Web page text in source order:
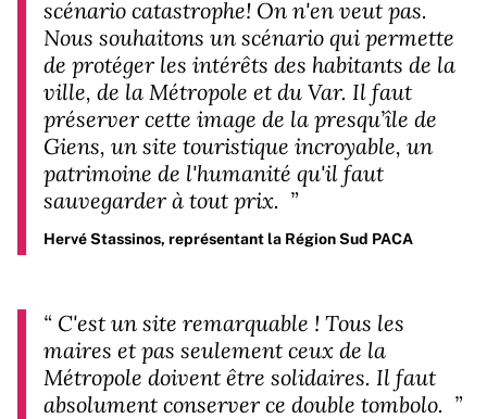
scénario catastrophe! On n'en veut pas.
Nous souhaitons un scénario qui permette
de protéger les intérêts des habitants de la
ville, de la Métropole et du Var. Il faut
préserver cette image de la presqu’île de
Giens, un site touristique incroyable, un
patrimoine de l'humanité qu'il faut
sauvegarder à tout prix. ”
Hervé Stassinos, représentant la Région Sud PACA
“ C'est un site remarquable ! Tous les
maires et pas seulement ceux de la
Métropole doivent être solidaires. Il faut
absolument conserver ce double tombolo. ”